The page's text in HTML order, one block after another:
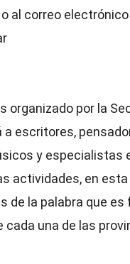
al correo electrónico
organizado por la
a escritores,
y especialistas
actividades, en
de la palabra que
una de las